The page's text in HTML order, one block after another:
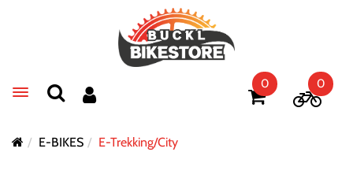
Toggle navigation
0 0
E-BIKES E-Trekking/City